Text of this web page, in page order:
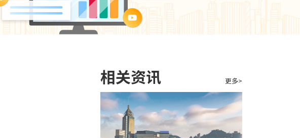
相关资讯 更多>